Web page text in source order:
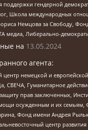
гендерной
Школа международных
Немцова за Свободу,
медиа, Либерально-
на 13.05.2024
агента:
немецкой и
Гуманитарное
прав заключенных,
осужденным и их семьям,
Фонд имени Андрея
центр